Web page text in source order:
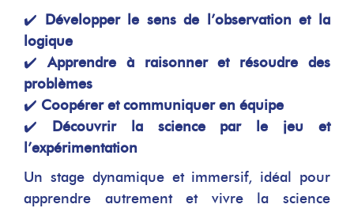
✔️ Développer le sens de l’observation et la
logique
✔️Apprendre à raisonner et résoudre des
problèmes
✔️ Coopérer et communiquer en équipe
✔️ Découvrir la science par le jeu et
l’expérimentation
Un stage dynamique et immersif, idéal pour
apprendre autrement et vivre la science